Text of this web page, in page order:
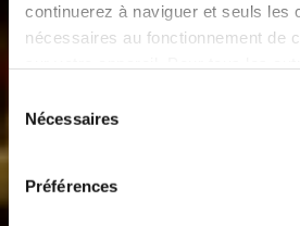
continuerez à naviguer et seuls les
nécessaires au fonctionnement de
consentement
Nécessaires
Préférences